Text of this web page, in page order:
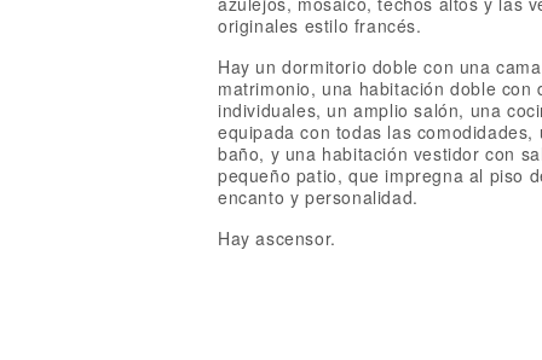
originales estilo francés.
Hay un dormitorio doble con una
matrimonio, una habitación doble con
individuales, un amplio salón, una
equipada con todas las comodidades,
baño, y una habitación vestidor con
pequeño patio, que impregna al piso
encanto y personalidad.
Hay ascensor.